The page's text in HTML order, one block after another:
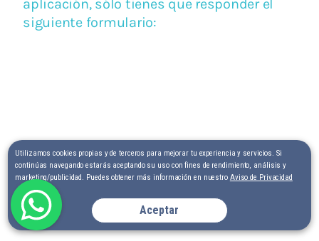
Utilizamos cookies propias y de terceros para mejorar tu experiencia y servicios. Si
continúas navegando estarás aceptando su uso con fines de rendimiento, análisis y
marketing/publicidad. Puedes obtener más información en nuestro Aviso de Privacidad
Aceptar